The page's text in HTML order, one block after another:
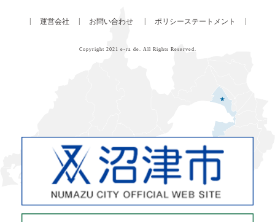
| 運営会社 | お問い合わせ | ポリシーステートメント |
Copyright 2021 e-ra de. All Rights Reserved.